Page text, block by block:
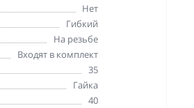
Нет
Гибкий
На резьбе
Входят в комплект
35
Гайка
40